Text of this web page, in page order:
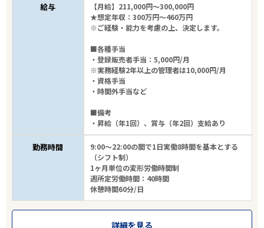
給与
【月給】211,000円～300,000円
★想定年収：300万円～460万円
※ご経験・能力を考慮の上、決定します。
■各種手当
・登録販売者手当：5,000円/月
※実務経験2年以上の管理者は10,000円/月
・資格手当
・時間外手当など
■備考
・昇給（年1回）、賞与（年2回）支給あり
勤務時間
9:00～22:00の間で1日実働8時間を基本とする
（シフト制）
1ヶ月単位の変形労働時間制
週所定労働時間：40時間
休憩時間60分/日
詳細を見る